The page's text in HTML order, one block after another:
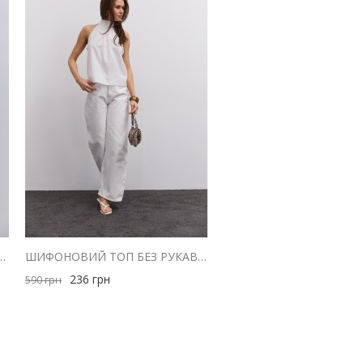
БЛАКИТНИЙ ШИФОНОВИЙ ТОП БЕЗ РУКАВІВ МОЛОЧНИЙ З ДРАПІРУВАННЯМ НА КОМІРІ
590грн 236 грн